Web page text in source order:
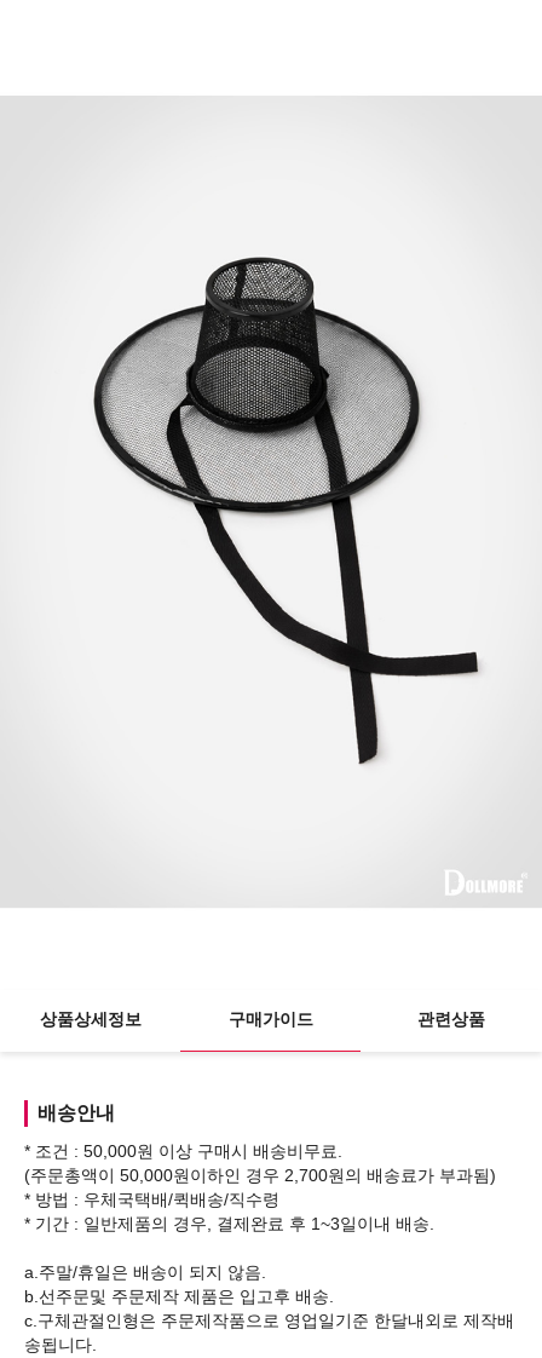
상품상세정보 구매가이드 관련상품
배송안내
* 조건 : 50,000원 이상 구매시 배송비무료.
(주문총액이 50,000원이하인 경우 2,700원의 배송료가 부과됨)
* 방법 : 우체국택배/퀵배송/직수령
* 기간 : 일반제품의 경우, 결제완료 후 1~3일이내 배송.
a.주말/휴일은 배송이 되지 않음.
b.선주문및 주문제작 제품은 입고후 배송.
c.구체관절인형은 주문제작품으로 영업일기준 한달내외로 제작배
송됩니다.